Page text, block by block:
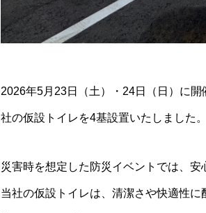
2026年5月23日（土）・24日（日）に
社の仮設トイレを4基設置いたしました。
災害時を想定した防災イベントでは、安
当社の仮設トイレは、清潔さや快適性
2026/8/8-8/11